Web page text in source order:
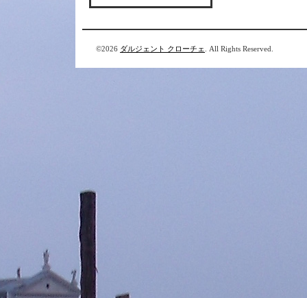
©2026 ダルジェント クローチェ . All Rights Reserved.